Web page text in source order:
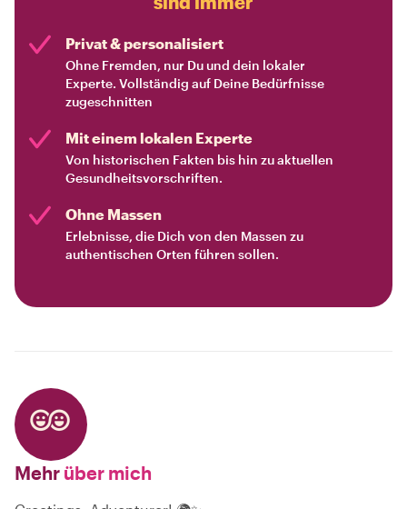
Privat & personalisiert
Ohne Fremden, nur Du und dein lokaler
Experte. Vollständig auf Deine Bedürfnisse
zugeschnitten
Mit einem lokalen Experte
Von historischen Fakten bis hin zu aktuellen
Gesundheitsvorschriften.
Ohne Massen
Erlebnisse, die Dich von den Massen zu
authentischen Orten führen sollen.
Mehr über mich